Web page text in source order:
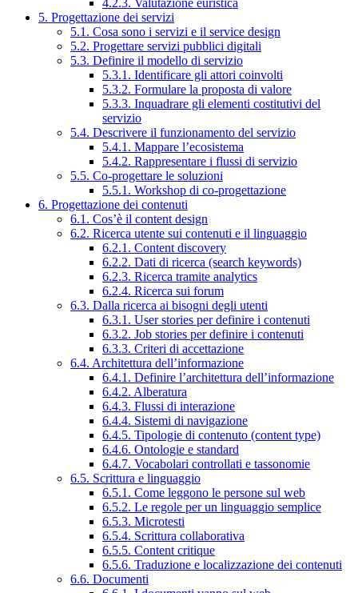
4.2.3. Valutazione euristica
5. Progettazione dei servizi
5.1. Cosa sono i servizi e il service design
5.2. Progettare servizi pubblici digitali
5.3. Definire il modello di servizio
5.3.1. Identificare gli attori coinvolti
5.3.2. Formulare la proposta di valore
5.3.3. Inquadrare gli elementi costitutivi del
servizio
5.4. Descrivere il funzionamento del servizio
5.4.1. Mappare l’ecosistema
5.4.2. Rappresentare i flussi di servizio
5.5. Co-progettare le soluzioni
5.5.1. Workshop di co-progettazione
6. Progettazione dei contenuti
6.1. Cos’è il content design
6.2. Ricerca utente sui contenuti e il linguaggio
6.2.1. Content discovery
6.2.2. Dati di ricerca (search keywords)
6.2.3. Ricerca tramite analytics
6.2.4. Ricerca sui forum
6.3. Dalla ricerca ai bisogni degli utenti
6.3.1. User stories per definire i contenuti
6.3.2. Job stories per definire i contenuti
6.3.3. Criteri di accettazione
6.4. Architettura dell’informazione
6.4.1. Definire l’architettura dell’informazione
6.4.2. Alberatura
6.4.3. Flussi di interazione
6.4.4. Sistemi di navigazione
6.4.5. Tipologie di contenuto (content type)
6.4.6. Ontologie e standard
6.4.7. Vocabolari controllati e tassonomie
6.5. Scrittura e linguaggio
6.5.1. Come leggono le persone sul web
6.5.2. Le regole per un linguaggio semplice
6.5.3. Microtesti
6.5.4. Scrittura collaborativa
6.5.5. Content critique
6.5.6. Traduzione e localizzazione dei contenuti
6.6. Documenti